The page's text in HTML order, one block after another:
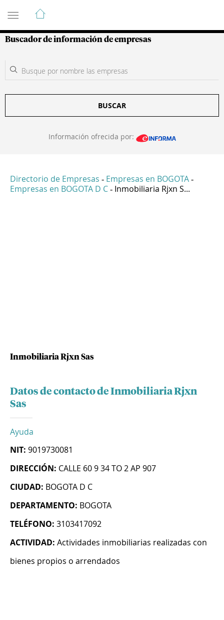
Guía de Empresas Colombianas
Buscador de información de empresas
BUSCAR
Información ofrecida por:
Directorio de Empresas - Empresas en BOGOTA -
Empresas en BOGOTA D C - Inmobiliaria Rjxn S...
Inmobiliaria Rjxn Sas
Datos de contacto de Inmobiliaria Rjxn
Sas
Ayuda
NIT: 9019730081
DIRECCIÓN: CALLE 60 9 34 TO 2 AP 907
CIUDAD: BOGOTA D C
DEPARTAMENTO: BOGOTA
TELÉFONO: 3103417092
ACTIVIDAD: Actividades inmobiliarias realizadas con
bienes propios o arrendados